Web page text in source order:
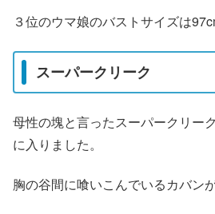
３位のウマ娘のバストサイズは
スーパークリーク
母性の塊と言ったスーパークリー
に入りました。
胸の谷間に喰いこんでいるカバン